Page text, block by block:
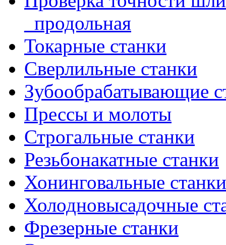
_продольная
Токарные станки
Сверлильные станки
Зубообрабатывающие
Прессы и молоты
Строгальные станки
Резьбонакатные станки
Хонинговальные станки
Холодновысадочные
Фрезерные станки